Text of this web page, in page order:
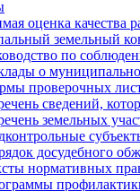
оценка
земельный
по
о
проверочных
сведений,
земельных
досудебного
нормативных